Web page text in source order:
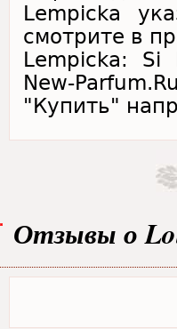
Lempicka
смотрите в
Lempicka: Si
New-
"Купить"
Отзывы о